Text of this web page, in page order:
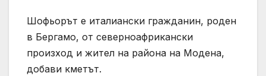
Шофьорът е италиански гражданин, роден
в Бергамо, от северноафрикански
произход и жител на района на Модена,
добави кметът.